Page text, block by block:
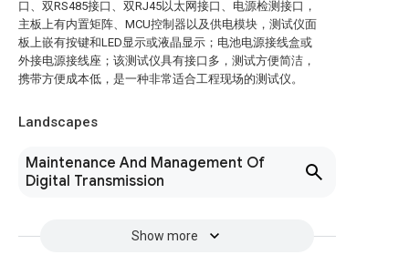
口、双RS485接口、双RJ45以太网接口、电源检测接口，
主板上有内置矩阵、MCU控制器以及供电模块，测试仪面
板上嵌有按键和LED显示或液晶显示；电池电源接线盒或
外接电源接线座；该测试仪具有接口多，测试方便简洁，
携带方便成本低，是一种非常适合工程现场的测试仪。
Landscapes
Maintenance And Management Of
Digital Transmission
Show more